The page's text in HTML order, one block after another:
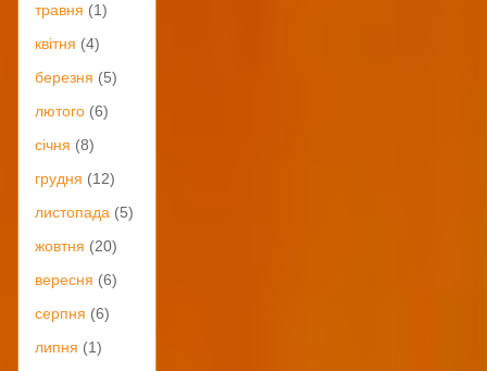
травня (1)
квітня (4)
березня (5)
лютого (6)
січня (8)
грудня (12)
листопада (5)
жовтня (20)
вересня (6)
серпня (6)
липня (1)